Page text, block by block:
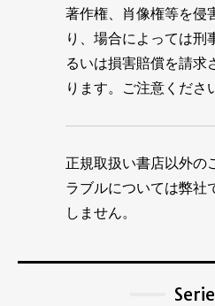
著作権、肖像権等を侵
り、場合によっては刑
るいは損害賠償を請求
ります。ご注意くださ
正規取扱い書店以外の
ラブルについては弊社
しません。